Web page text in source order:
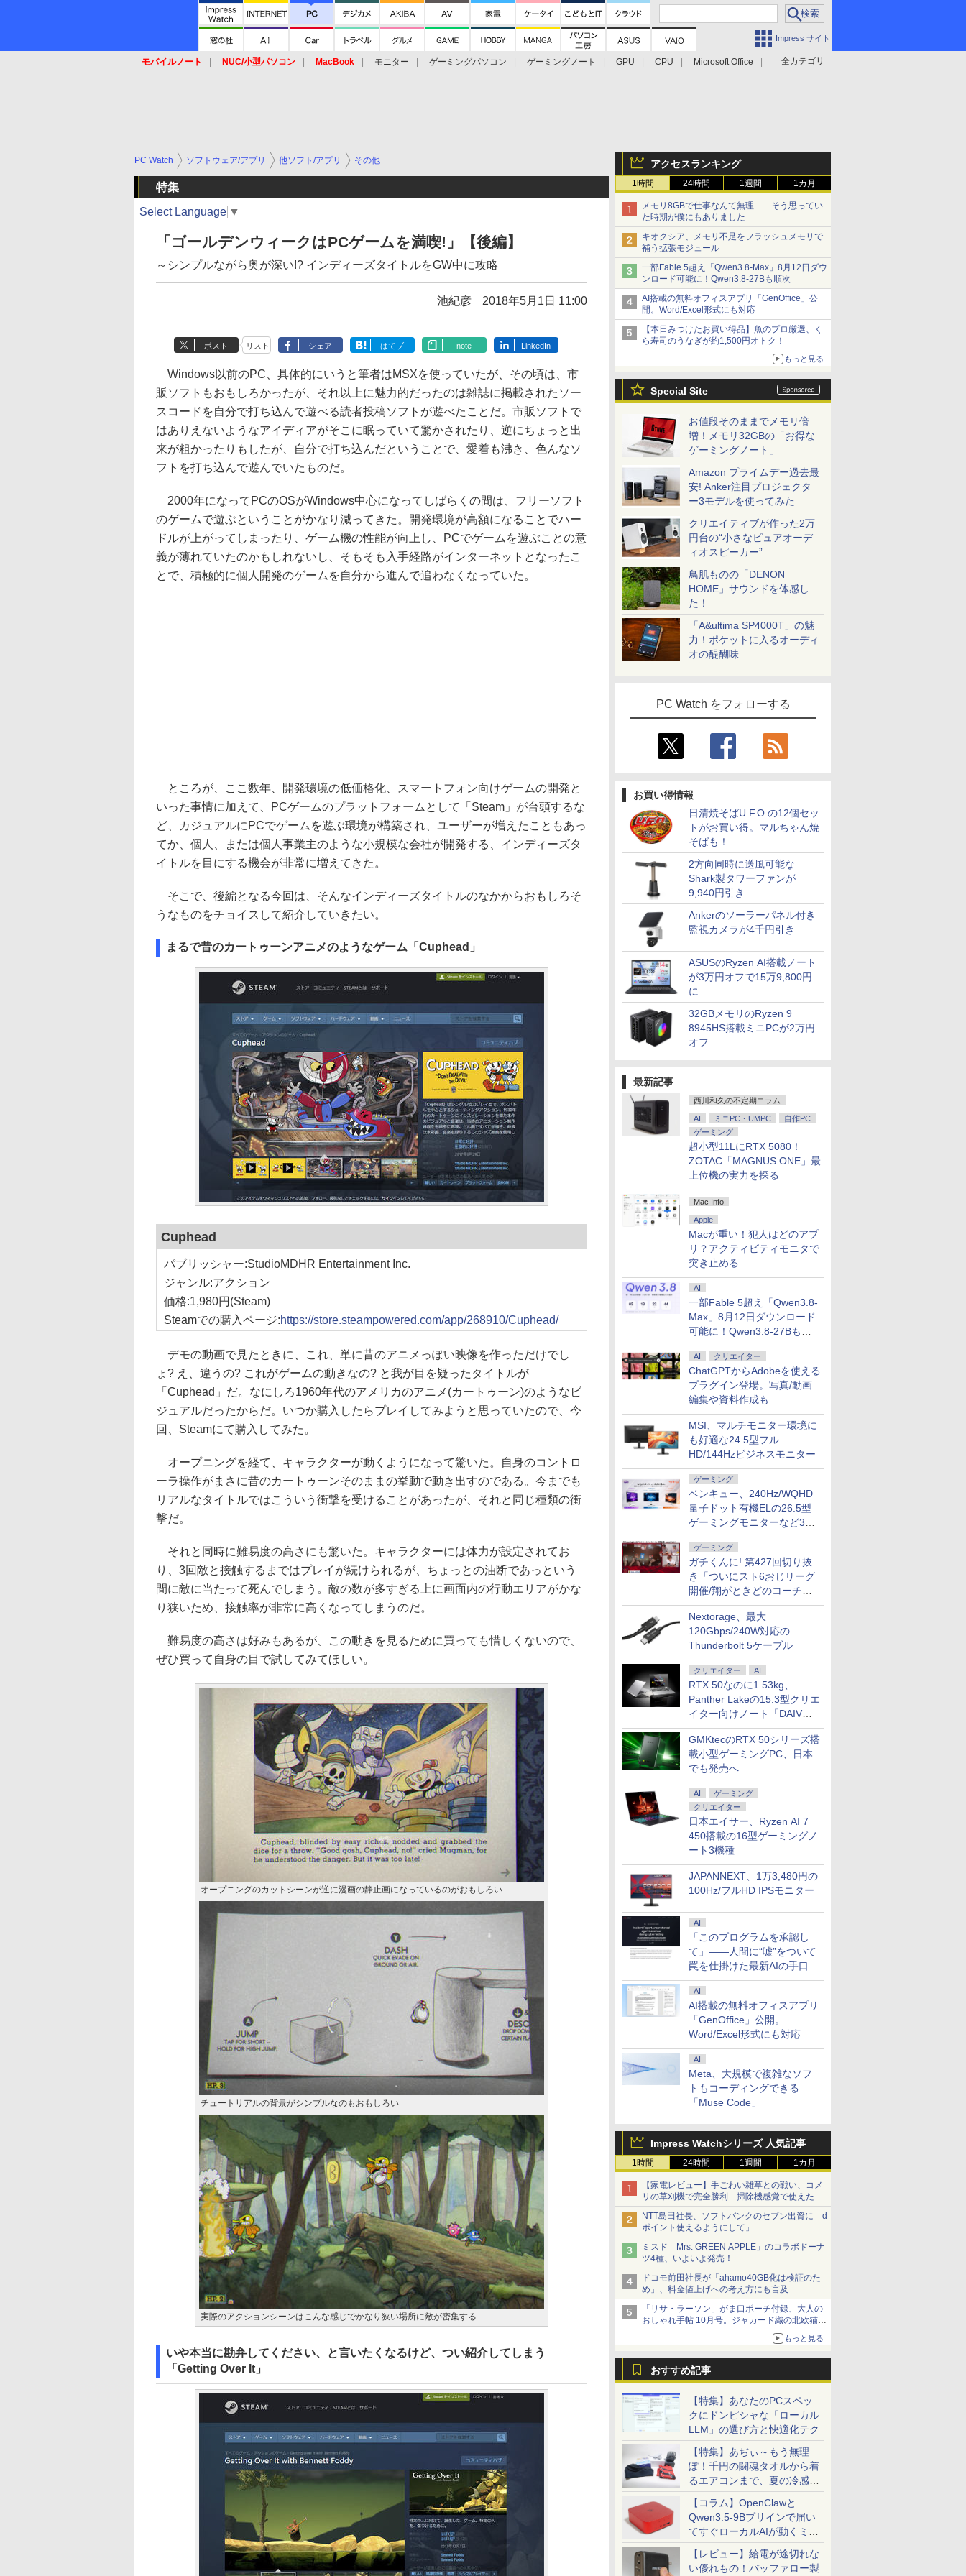
Impress サイト
全カテゴリ
モバイルノート NUC/小型パソコン MacBook モニター ゲーミングパソコン ゲーミングノート GPU CPU
Microsoft Office
アクセスランキング
1時間 24時間 1週間 1カ月
メモリ8GBで仕事なんて無理……そう思ってい
た時期が僕にもありました
キオクシア、メモリ不足をフラッシュメモリで
補う拡張モジュール
一部Fable 5超え「Qwen3.8-Max」8月12日ダウ
ンロード可能に！Qwen3.8-27Bも順次
AI搭載の無料オフィスアプリ「GenOffice」公
開。Word/Excel形式にも対応
【本日みつけたお買い得品】魚のプロ厳選、く
ら寿司のうなぎが約1,500円オトク！
もっと見る
Special Site
お値段そのままでメモリ倍
増！メモリ32GBの「お得な
ゲーミングノート」
Amazon プライムデー過去最
安! Anker注目プロジェクタ
ー3モデルを使ってみた
クリエイティブが作った2万
円台の“小さなピュアオーデ
ィオスピーカー”
鳥肌ものの「DENON
HOME」サウンドを体感し
た！
「A&ultima SP4000T」の魅
力！ポケットに入るオーディ
オの醍醐味
PC Watch をフォローする
お買い得情報
日清焼そばU.F.O.の12個セッ
トがお買い得。マルちゃん焼
そばも！
2方向同時に送風可能な
Shark製タワーファンが
9,940円引き
Ankerのソーラーパネル付き
監視カメラが4千円引き
ASUSのRyzen AI搭載ノート
が3万円オフで15万9,800円
に
32GBメモリのRyzen 9
8945HS搭載ミニPCが2万円
オフ
最新記事
西川和久の不定期コラム
AI ミニPC・UMPC
自作PC
ゲーミング
超小型11LにRTX 5080！
ZOTAC「MAGNUS ONE」最
上位機の実力を探る
Mac Info
Apple
Macが重い！犯人はどのアプ
リ？アクティビティモニタで
突き止める
AI
一部Fable 5超え「Qwen3.8-
Max」8月12日ダウンロード
可能に！Qwen3.8-27Bも順
次
AI クリエイター
ChatGPTからAdobeを使える
プラグイン登場。写真/動画
編集や資料作成も
MSI、マルチモニター環境に
も好適な24.5型フル
HD/144Hzビジネスモニター
ゲーミング
ベンキュー、240Hz/WQHD
量子ドット有機ELの26.5型
ゲーミングモニターなど3機
種
ゲーミング
ガチくんに! 第427回切り抜
き「ついにスト6おじリーグ
開催/翔がときどのコーチ就
任など」
Nextorage、最大
120Gbps/240W対応の
Thunderbolt 5ケーブル
クリエイター AI
RTX 50なのに1.53kg、
Panther Lakeの15.3型クリエ
イター向けノート「DAIV
Z5」
GMKtecのRTX 50シリーズ搭
載小型ゲーミングPC、日本
でも発売へ
AI
ゲーミング
クリエイター
日本エイサー、Ryzen AI 7
450搭載の16型ゲーミングノ
ート3機種
JAPANNEXT、1万3,480円の
100Hz/フルHD IPSモニター
AI
「このプログラムを承認し
て」――人間に“嘘”をついて
罠を仕掛けた最新AIの手口
AI
AI搭載の無料オフィスアプリ
「GenOffice」公開。
Word/Excel形式にも対応
AI
Meta、大規模で複雑なソフ
トもコーディングできる
「Muse Code」
Impress Watchシリーズ 人気記事
1時間 24時間 1週間 1カ月
【家電レビュー】手ごわい雑草との戦い、コメ
リの草刈機で完全勝利 掃除機感覚で使えた
NTT島田社長、ソフトバンクのセブン出資に「d
ポイント使えるようにして」
ミスド「Mrs. GREEN APPLE」のコラボドーナ
ツ4種、いよいよ発売！
ドコモ前田社長が「ahamo40GB化は検証のた
め」、料金値上げへの考え方にも言及
「リサ・ラーソン」がま口ポーチ付録、大人の
おしゃれ手帖 10月号。ジャカード織の北欧猫デ
もっと見る
おすすめ記事
【特集】あなたのPCスペッ
クにドンピシャな「ローカル
LLM」の選び方と快適化テク
【特集】あぢぃ～もう無理
ぽ！千円の闘魂タオルから着
るエアコンまで、夏の冷感グ
ッズ一挙紹介
【コラム】OpenClawと
Qwen3.5-9Bプリインで届い
てすぐローカルAIが動くミニ
PC「SER9 Pro」
【レビュー】給電が途切れな
い優れもの！バッファロー製
PC Watch ソフトウェア/アプリ 他ソフト/アプリ その他
特集
Select Language ▼
「ゴールデンウィークはPCゲームを満喫!」【後編】
～シンプルながら奥が深い!? インディーズタイトルをGW中に攻略
池紀彦 2018年5月1日 11:00
ポスト リスト シェア はてブ note LinkedIn
Windows以前のPC、具体的にいうと筆者はMSXを使っていたが、その頃は、市
販ソフトもおもしろかったが、それ以上に魅力的だったのは雑誌に掲載されたソー
スコードを自分で打ち込んで遊べる読者投稿ソフトが遊べたことだ。市販ソフトで
はありえないようなアイディアがそこに眠っていて驚かされたり、逆にちょっと出
来が粗かったりもしたが、自分で打ち込んだということで、愛着も沸き、色んなソ
フトを打ち込んで遊んでいたものだ。
2000年になってPCのOSがWindows中心になってしばらくの間は、フリーソフト
のゲームで遊ぶということがかなり減ってきた。開発環境が高額になることでハー
ドルが上がってしまったり、ゲーム機の性能が向上し、PCでゲームを遊ぶことの意
義が薄れていたのかもしれないし、そもそも入手経路がインターネットとなったこ
とで、積極的に個人開発のゲームを自分から進んで追わなくなっていた。
ところが、ここ数年、開発環境の低価格化、スマートフォン向けゲームの開発と
いった事情に加えて、PCゲームのプラットフォームとして「Steam」が台頭するな
ど、カジュアルにPCでゲームを遊ぶ環境が構築され、ユーザーが増えたこともあっ
てか、個人、または個人事業主のような小規模な会社が開発する、インディーズタ
イトルを目にする機会が非常に増えてきた。
そこで、後編となる今回は、そんなインディーズタイトルのなかからおもしろそ
うなものをチョイスして紹介していきたい。
まるで昔のカートゥーンアニメのようなゲーム「Cuphead」
Cuphead
パブリッシャー:StudioMDHR Entertainment Inc.
ジャンル:アクション
価格:1,980円(Steam)
Steamでの購入ページ:https://store.steampowered.com/app/268910/Cuphead/
デモの動画で見たときに、これ、単に昔のアニメっぽい映像を作っただけでし
ょ? え、違うの? これがゲームの動きなの? と我が目を疑ったタイトルが
「Cuphead」だ。なにしろ1960年代のアメリカのアニメ(カートゥーン)のようなビ
ジュアルだったからだ。いつか購入したらプレイしてみようと思っていたので、今
回、Steamにて購入してみた。
オープニングを経て、キャラクターが動くようになって驚いた。自身のコントロ
ーラ操作がまさに昔のカートゥーンそのままの挙動で動き出すのである。今までも
リアルなタイトルではこういう衝撃を受けることがあったが、それと同じ種類の衝
撃だ。
それと同時に難易度の高さにも驚いた。キャラクターには体力が設定されてお
り、3回敵と接触するまではプレイが続けられるが、ちょっとの油断であっという
間に敵に当たって死んでしまう。敵の数が多すぎる上に画面内の行動エリアがかな
り狭いため、接触率が非常に高くなってしまうのだ。
難易度の高さは好みもあるが、この動きを見るために買っても惜しくないので、
ぜひ買って自身の目で試してみてほしい。
オープニングのカットシーンが逆に漫画の静止画になっているのがおもしろい
チュートリアルの背景がシンプルなのもおもしろい
実際のアクションシーンはこんな感じでかなり狭い場所に敵が密集する
いや本当に勘弁してください、と言いたくなるけど、つい紹介してしまう
「Getting Over It」